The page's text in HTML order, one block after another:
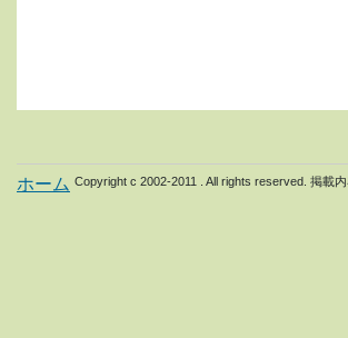
ホーム Copyright c 2002-2011 . All rights reserved. 掲載